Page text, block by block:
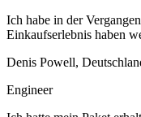
Ich habe in der
Einkaufserlebnis haben
Denis Powell,
Engineer